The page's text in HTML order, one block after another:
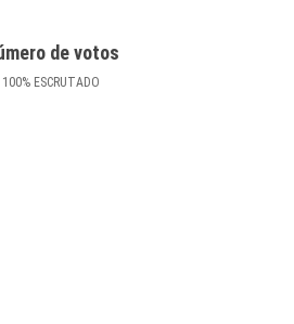
de votos
100% ESCRUTADO